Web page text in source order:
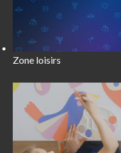
Zone loisirs